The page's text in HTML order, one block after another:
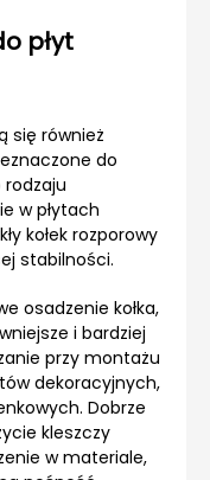
płyt
się również
do
rodzaju
w płytach
kołek rozporowy
stabilności.
osadzenie kołka,
i bardziej
przy montażu
dekoracyjnych,
Dobrze
kleszczy
w materiale,